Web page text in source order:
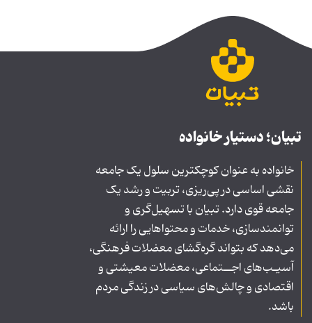
تبیان؛ دستیار خانواده
خانواده به عنوان کوچکترین سلول یک جامعه
نقشی اساسی در پی‌ریزی، تربیت و رشد یک
جامعه قوی دارد. تبیان با تسهیل‌گری و
توانمندسازی، خدمات و محتواهایی را ارائه
می‌دهد که بتواند گره‌گشای معضلات فرهنگی،
آسیـب‌های اجــتماعی، معضلات معیشتی و
اقتصادی و چالش‌های سیاسی در زندگی مردم
باشد.